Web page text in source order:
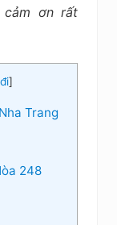
ơn rất
]
Trang
248